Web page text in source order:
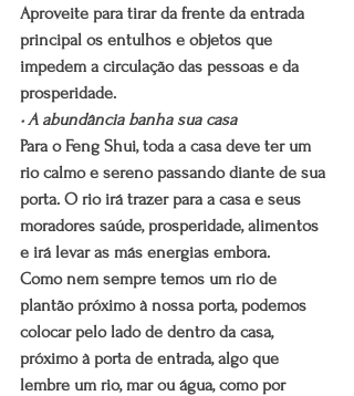
Aproveite para tirar da frente da entrada
principal os entulhos e objetos que
impedem a circulação das pessoas e da
prosperidade.
• A abundância banha sua casa
Para o Feng Shui, toda a casa deve ter um
rio calmo e sereno passando diante de sua
porta. O rio irá trazer para a casa e seus
moradores saúde, prosperidade, alimentos
e irá levar as más energias embora.
Como nem sempre temos um rio de
plantão próximo à nossa porta, podemos
colocar pelo lado de dentro da casa,
próximo à porta de entrada, algo que
lembre um rio, mar ou água, como por